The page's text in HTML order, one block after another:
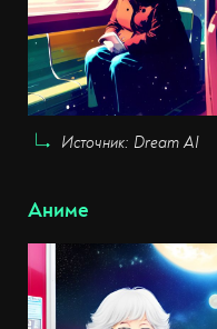
Источник: Dream AI
Аниме